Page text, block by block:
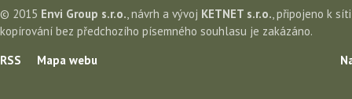
© 2015 Envi Group s.r.o., návrh a vývoj KETNET s.r.o., připojeno k
kopírování bez předchozího písemného souhlasu je zakázáno.
RSS
Mapa webu